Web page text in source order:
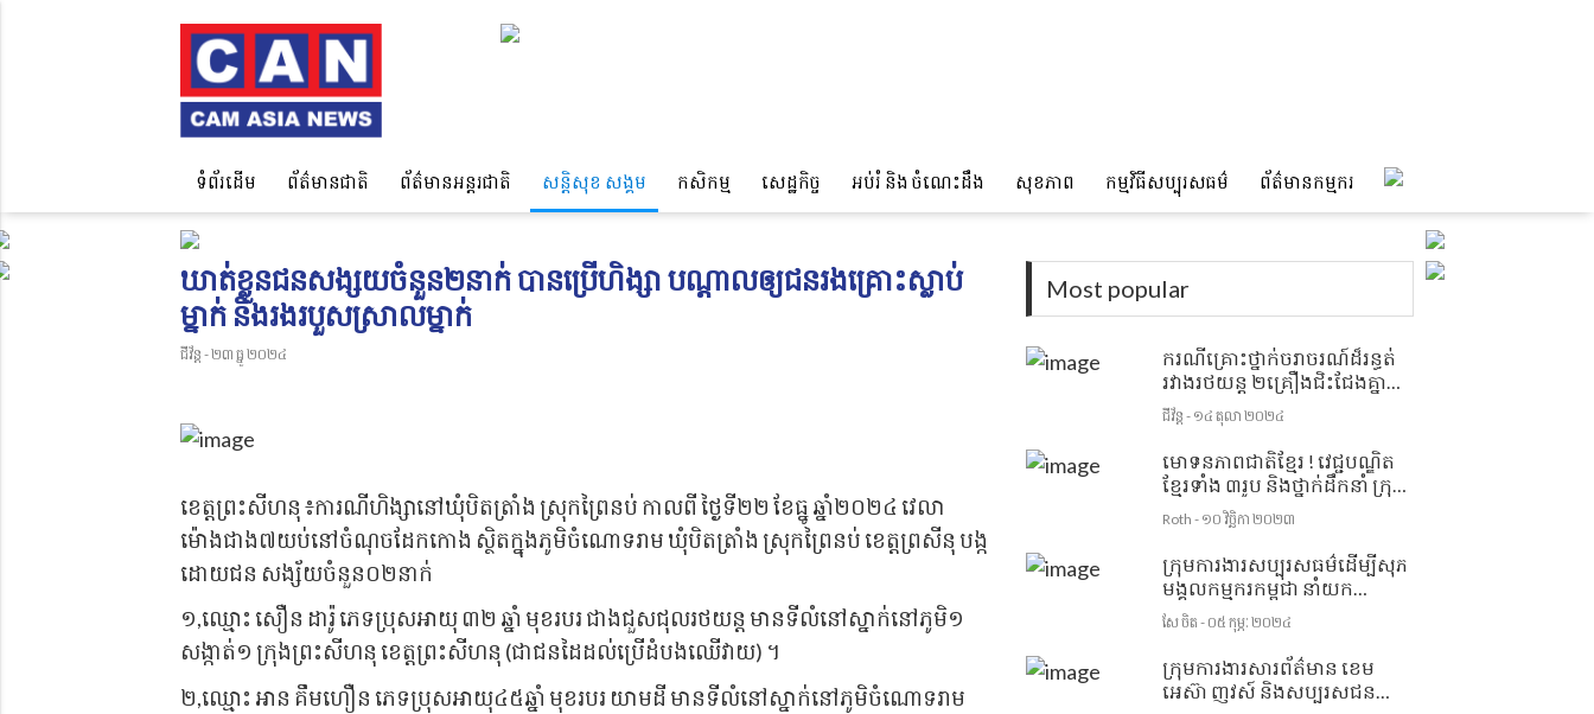
ទំព័រដើម ព័ត៌មានជាតិ ព័ត៌មានអន្តរជាតិ សន្តិសុខ សង្គម កសិកម្ម សេដ្ឋកិច្ច អប់រំ និង ចំណេះដឹង សុខភាព កម្មវិធីសប្បុរសធម៌ ព័ត៌មានកម្មករ
ឃាត់ខ្លួនជនសង្សយចំនួន២នាក់ បានប្រើហិង្សា បណ្តាលឲ្យជនរងគ្រោះស្លាប់
ម្នាក់ និងរងរបួសស្រាលម្នាក់
ជីវ័ន្ត - ២៣ ធ្នូ ២០២៤
ខេត្តព្រះសីហនុ ៖ការណីហិង្សានៅឃុំបិតត្រាំង ស្រុកព្រៃនប់ កាលពី ថ្ងៃទី២២ ខែធ្នូ ឆ្នាំ២០២៤ វេលា
ម៉ោងជាង៧យប់នៅចំណុចដែកកោង ស្ថិតក្នុងភូមិចំណោទរាម ឃុំបិតត្រាំង ស្រុកព្រៃនប់ ខេត្តព្រសីនុ បង្ក
ដោយជន សង្ស័យចំនួន០២នាក់
១,ឈ្មោះ សឿន ដារ៉ូ ភេទប្រុសអាយុ ៣២ ឆ្នាំ មុខរបរ ជាងជួសជុលរថយន្ត មានទីលំនៅស្នាក់នៅភូមិ១
សង្កាត់១ ក្រុងព្រះសីហនុ ខេត្តព្រះសីហនុ (ជាជនដៃដល់ប្រើដំបងឈើវាយ) ។
២,ឈ្មោះ អាន គឹមហឿន ភេទប្រុសអាយុ៤៥ឆ្នាំ មុខរបរ យាមដី មានទីលំនៅស្នាក់នៅភូមិចំណោទរាម
Most popular
ករណីគ្រោះថ្នាក់ចរាចរណ៍ដ៏រន្ធត់
រវាងរថយន្ត ២គ្រឿងជិះជែងគ្នា
ជ្រុលទៅបុកម៉ូតូមួយគ្រឿងយ៉ាង
ពេញទំហឹង បណ្ដាលឲ្យមនុស្សម្នាក់
ស្លាប់នៅហ្នឹងកន្លែង
ជីវ័ន្ត - ១៤ តុលា ២០២៤
មោទនភាពជាតិខ្មែរ ! វេជ្ជបណ្ឌិត
ខ្មែរទាំង ៣រូប និងថ្នាក់ដឹកនាំ ក្រុម
គ្រូពេទ្យទាំងនេះហើយ ដែលបាន
សង្រ្គោះទារកកើតមកមានដៃ៤
ជើង ៤ មកមានជីវិតប្រក្រតីវិញ។
Roth - ១០ វិច្ឆិកា ២០២៣
ក្រុមការងារសប្បុរសធម៌ដើម្បីសុភ
មង្គលកម្មករកម្ពុជា នាំយក
អំណោយជូនដល់ចាស់ជរាគ្មាន
ទីពឹង ១រូប ក្នុងភូមិដូនអាត់
សែ ចិត - ០៥ កុម្ភៈ ២០២៤
ក្រុមការងារសារព័ត៌មាន ខេម
អេស៊ា ញូវស៍ និងសប្បុរសជន